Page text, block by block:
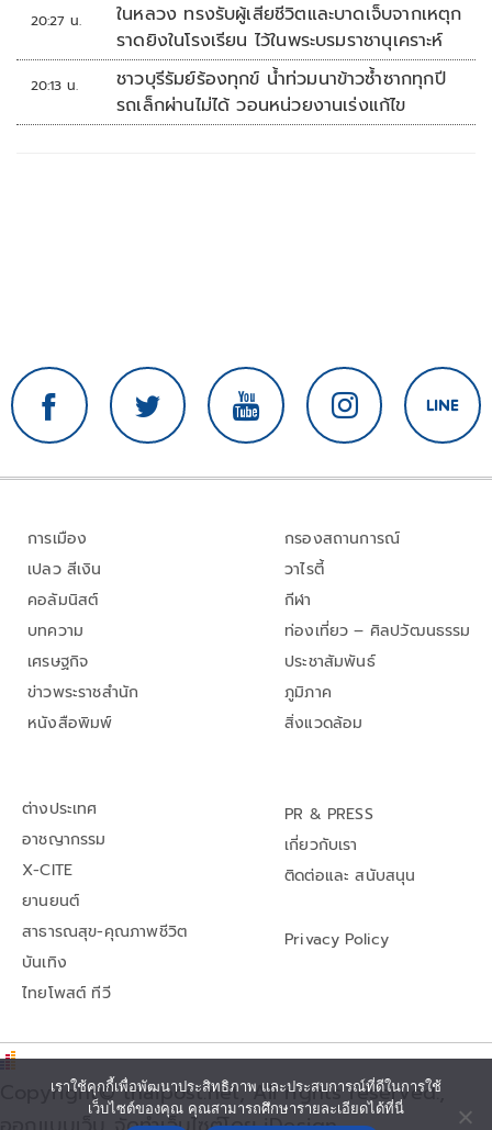
20:27 น.
ในหลวง ทรงรับผู้เสียชีวิตและบาดเจ็บจากเหตุก
ราดยิงในโรงเรียน ไว้ในพระบรมราชานุเคราะห์
20:13 น.
ชาวบุรีรัมย์ร้องทุกข์ น้ำท่วมนาข้าวซ้ำซากทุกปี
รถเล็กผ่านไม่ได้ วอนหน่วยงานเร่งแก้ไข
การเมือง
เปลว สีเงิน
คอลัมนิสต์
บทความ
เศรษฐกิจ
ข่าวพระราชสำนัก
หนังสือพิมพ์
กรองสถานการณ์
วาไรตี้
กีฬา
ท่องเที่ยว – ศิลปวัฒนธรรม
ประชาสัมพันธ์
ภูมิภาค
สิ่งแวดล้อม
ต่างประเทศ
อาชญากรรม
X-CITE
ยานยนต์
สาธารณสุข-คุณภาพชีวิต
บันเทิง
ไทยโพสต์ ทีวี
PR & PRESS
เกี่ยวกับเรา
ติดต่อและ สนับสนุน
Privacy Policy
Copyright© thaipost.net, All rights reserved.,
เราใช้คุกกี้เพื่อพัฒนาประสิทธิภาพ และประสบการณ์ที่ดีในการใช้
เว็บไซต์ของคุณ คุณสามารถศึกษารายละเอียดได้ที่นี่